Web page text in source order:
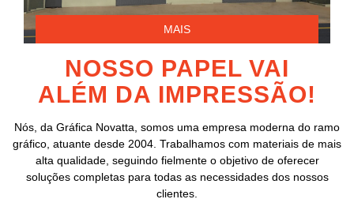
MAIS
NOSSO PAPEL VAI
ALÉM DA IMPRESSÃO!
Nós, da Gráfica Novatta, somos uma empresa moderna do ramo
gráfico, atuante desde 2004. Trabalhamos com materiais de mais
alta qualidade, seguindo fielmente o objetivo de oferecer
soluções completas para todas as necessidades dos nossos
clientes.